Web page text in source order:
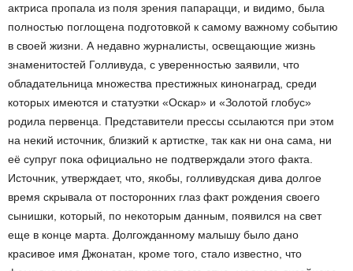
актриса пропала из поля зрения папарацци, и видимо, была
полностью поглощена подготовкой к самому важному событию
в своей жизни. А недавно журналисты, освещающие жизнь
знаменитостей Голливуда, с уверенностью заявили, что
обладательница множества престижных кинонаград, среди
которых имеются и статуэтки «Оскар» и «Золотой глобус»
родила первенца. Представители прессы ссылаются при этом
на некий источник, близкий к артистке, так как ни она сама, ни
её супруг пока официально не подтверждали этого факта.
Источник, утверждает, что, якобы, голливудская дива долгое
время скрывала от посторонних глаз факт рождения своего
сынишки, который, по некоторым данным, появился на свет
еще в конце марта. Долгожданному малышу было дано
красивое имя Джонатан, кроме того, стало известно, что